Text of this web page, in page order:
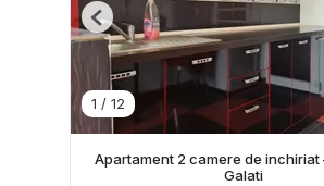
1 / 12
Previous
Apartament 2 camere de inchiriat
Galati